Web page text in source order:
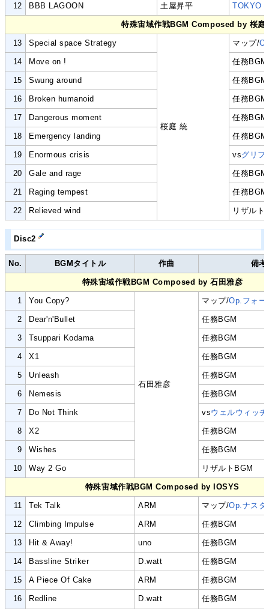
12 BBB LAGOON 土屋昇平 TOKYO
特殊宙域作戦BGM Composed by 桜庭
13 Special space Strategy
桜庭 統
マップ/
14 Move on ! 任務BGM
15 Swung around 任務BGM
16 Broken humanoid 任務BGM
17 Dangerous moment 任務BGM
18 Emergency landing 任務BGM
19 Enormous crisis vsグリフ
20 Gale and rage 任務BGM
21 Raging tempest 任務BGM
22 Relieved wind リザルト
Disc2
No. BGMタイトル 作曲 備考
特殊宙域作戦BGM Composed by 石田雅彦
1 You Copy?
石田雅彦
マップ/Op.フォー
2 Dear'n'Bullet 任務BGM
3 Tsuppari Kodama 任務BGM
4 X1 任務BGM
5 Unleash 任務BGM
6 Nemesis 任務BGM
7 Do Not Think vsウェルウィッ
8 X2 任務BGM
9 Wishes 任務BGM
10 Way 2 Go リザルトBGM
特殊宙域作戦BGM Composed by IOSYS
11 Tek Talk ARM マップ/Op.ナスタ
12 Climbing Impulse ARM 任務BGM
13 Hit & Away! uno 任務BGM
14 Bassline Striker D.watt 任務BGM
15 A Piece Of Cake ARM 任務BGM
16 Redline D.watt 任務BGM